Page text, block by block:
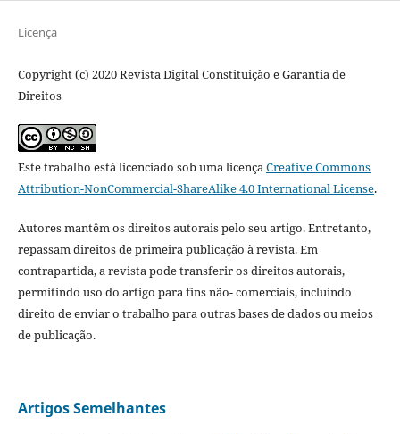
Licença
Copyright (c) 2020 Revista Digital Constituição e Garantia de
Direitos
Este trabalho está licenciado sob uma licençaCreative Commons
Attribution-NonCommercial-ShareAlike 4.0 International License.
Autores mantêm os direitos autorais pelo seu artigo. Entretanto,
repassam direitos de primeira publicação à revista. Em
contrapartida, a revista pode transferir os direitos autorais,
permitindo uso do artigo para fins não- comerciais, incluindo
direito de enviar o trabalho para outras bases de dados ou meios
de publicação.
Artigos Semelhantes